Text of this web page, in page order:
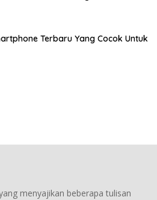
Terbaru Yang Cocok Untuk
menyajikan beberapa tulisan